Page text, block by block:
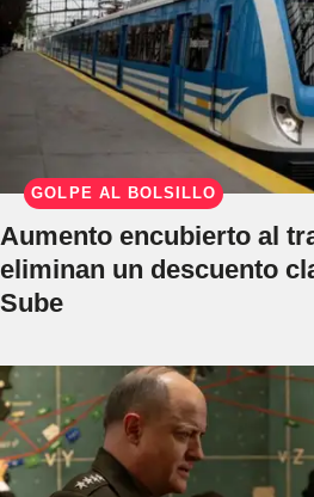
GOLPE AL BOLSILLO
Aumento encubierto al
eliminan un descuento
Sube